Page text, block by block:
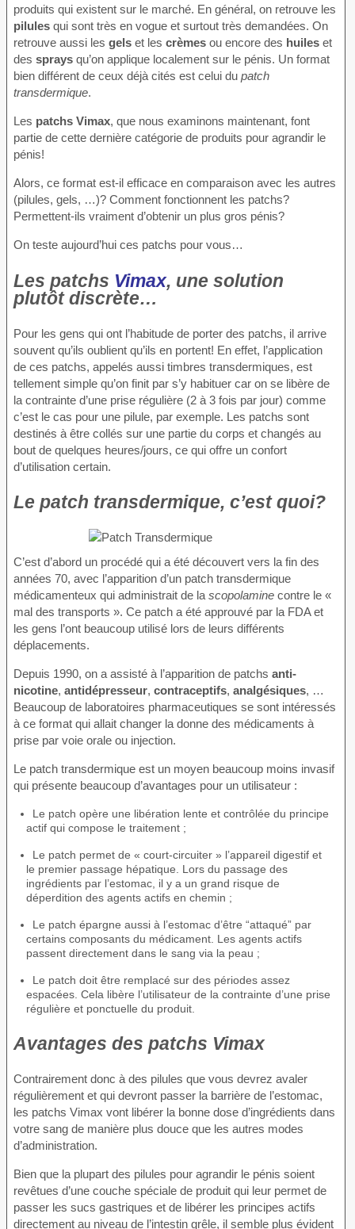
produits qui existent sur le marché. En général, on retrouve les
pilules qui sont très en vogue et surtout très demandées. On
retrouve aussi les gels et les crèmes ou encore des huiles et
des sprays qu’on applique localement sur le pénis. Un format
bien différent de ceux déjà cités est celui du patch
transdermique.
Les patchs Vimax, que nous examinons maintenant, font
partie de cette dernière catégorie de produits pour agrandir le
pénis!
Alors, ce format est-il efficace en comparaison avec les autres
(pilules, gels, …)? Comment fonctionnent les patchs?
Permettent-ils vraiment d’obtenir un plus gros pénis?
On teste aujourd’hui ces patchs pour vous…
Les patchs Vimax, une solution
plutôt discrète…
Pour les gens qui ont l’habitude de porter des patchs, il arrive
souvent qu’ils oublient qu’ils en portent! En effet, l’application
de ces patchs, appelés aussi timbres transdermiques, est
tellement simple qu’on finit par s’y habituer car on se libère de
la contrainte d’une prise régulière (2 à 3 fois par jour) comme
c’est le cas pour une pilule, par exemple. Les patchs sont
destinés à être collés sur une partie du corps et changés au
bout de quelques heures/jours, ce qui offre un confort
d’utilisation certain.
Le patch transdermique, c’est quoi?
C’est d’abord un procédé qui a été découvert vers la fin des
années 70, avec l’apparition d’un patch transdermique
médicamenteux qui administrait de la scopolamine contre le «
mal des transports ». Ce patch a été approuvé par la FDA et
les gens l’ont beaucoup utilisé lors de leurs différents
déplacements.
Depuis 1990, on a assisté à l’apparition de patchs anti-
nicotine, antidépresseur, contraceptifs, analgésiques, …
Beaucoup de laboratoires pharmaceutiques se sont intéressés
à ce format qui allait changer la donne des médicaments à
prise par voie orale ou injection.
Le patch transdermique est un moyen beaucoup moins invasif
qui présente beaucoup d’avantages pour un utilisateur :
Le patch opère une libération lente et contrôlée du principe
actif qui compose le traitement ;
Le patch permet de « court-circuiter » l’appareil digestif et
le premier passage hépatique. Lors du passage des
ingrédients par l’estomac, il y a un grand risque de
déperdition des agents actifs en chemin ;
Le patch épargne aussi à l’estomac d’être “attaqué” par
certains composants du médicament. Les agents actifs
passent directement dans le sang via la peau ;
Le patch doit être remplacé sur des périodes assez
espacées. Cela libère l’utilisateur de la contrainte d’une prise
régulière et ponctuelle du produit.
Avantages des patchs Vimax
Contrairement donc à des pilules que vous devrez avaler
régulièrement et qui devront passer la barrière de l’estomac,
les patchs Vimax vont libérer la bonne dose d’ingrédients dans
votre sang de manière plus douce que les autres modes
d’administration.
Bien que la plupart des pilules pour agrandir le pénis soient
revêtues d’une couche spéciale de produit qui leur permet de
passer les sucs gastriques et de libérer les principes actifs
directement au niveau de l’intestin grêle, il semble plus évident